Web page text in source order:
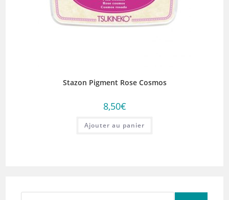
Stazon Pigment Rose Cosmos
8,50€
Ajouter au panier